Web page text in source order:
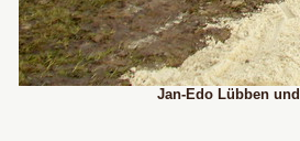
Jan-Edo Lübben